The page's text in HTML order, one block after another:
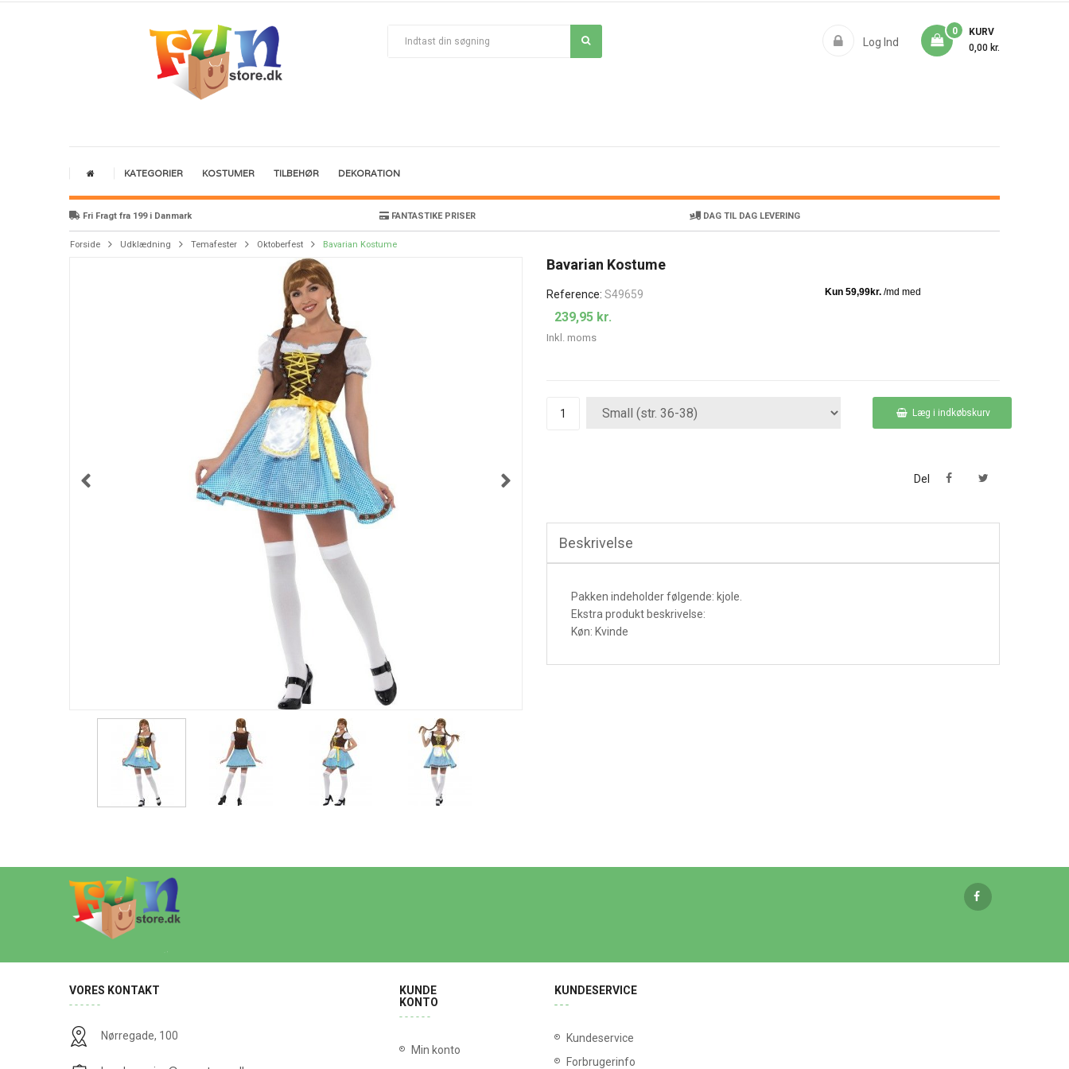
Log Ind
KURV
0
0,00 kr.
KATEGORIER KOSTUMER TILBEHØR DEKORATION
Fri Fragt fra 199 i Danmark FANTASTIKE PRISER DAG TIL DAG LEVERING
Forside Udklædning Temafester Oktoberfest Bavarian Kostume
Bavarian Kostume
Reference: S49659
239,95 kr.
Inkl. moms
Læg i indkøbskurv
Del
Beskrivelse
Pakken indeholder følgende: kjole.
Ekstra produkt beskrivelse:
Køn: Kvinde
VORES KONTAKT
Nørregade, 100
KUNDE
KONTO
Min konto
KUNDESERVICE
Kundeservice
Forbrugerinfo